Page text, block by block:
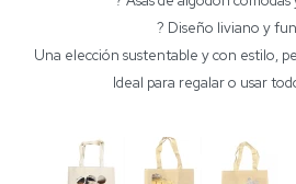
? Diseño liviano y
Una elección sustentable y con estilo,
Ideal para regalar o usar